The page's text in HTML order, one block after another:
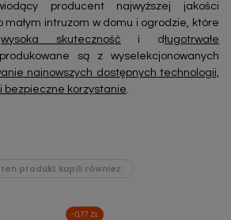
producent najwyższej jakości
małym intruzom w domu i ogrodzie, które
wysoka skuteczność i długotrwałe
są z wyselekcjonowanych
najnowszych dostępnych technologii,
bezpieczne korzystanie.
produkt kupili również:
-0,77 ZŁ